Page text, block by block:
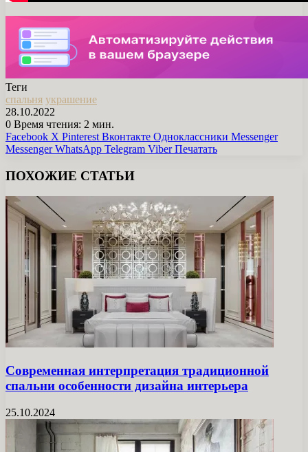
Теги
спальня украшение
28.10.2022
0 Время чтения: 2 мин.
Facebook X Pinterest Вконтакте Одноклассники Messenger
Messenger WhatsApp Telegram Viber Печатать
ПОХОЖИЕ СТАТЬИ
Современная интерпретация традиционной
спальни особенности дизайна интерьера
25.10.2024